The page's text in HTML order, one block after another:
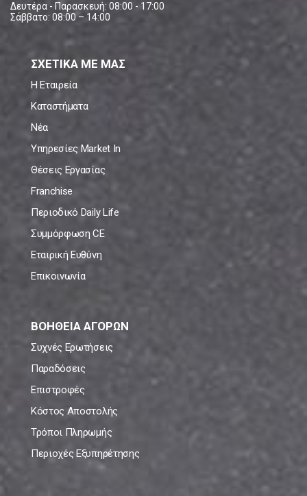
Δευτέρα - Παρασκευή: 08:00 - 17:00
Σάββατο: 08:00 – 14:00
ΣΧΕΤΙΚΑ ΜΕ ΜΑΣ
Η Εταιρεία
Καταστήματα
Νέα
Υπηρεσίες Market In
Θέσεις Εργασίας
Franchise
Περιοδικό Daily Life
Συμμόρφωση CE
Εταιρική Ευθύνη
Επικοινωνία
ΒΟΗΘΕΙΑ ΑΓΟΡΩΝ
Συχνές Ερωτήσεις
Παραδόσεις
Επιστροφές
Κόστος Αποστολής
Τρόποι Πληρωμής
Περιοχές Εξυπηρέτησης